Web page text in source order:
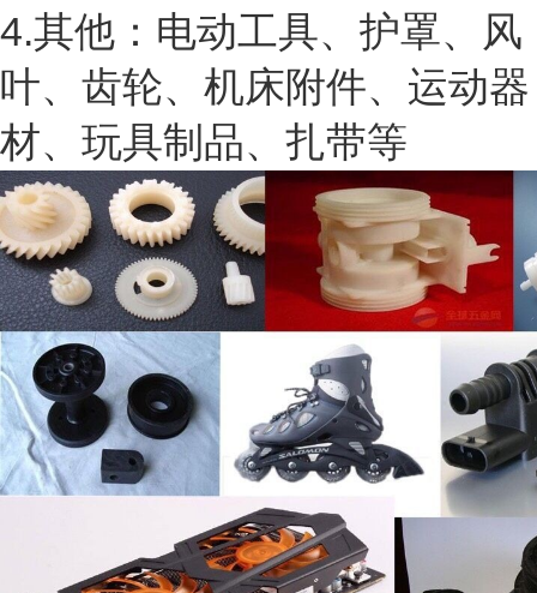
4.其他：电动工具、护罩、风
叶、齿轮、机床附件、运动器
材、玩具制品、扎带等